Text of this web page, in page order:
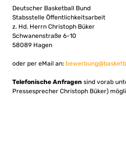
Deutscher Basketball Bund
Stabsstelle Öffentlichkeitsarbeit
z. Hd. Herrn Christoph Büker
Schwanenstraße 6-10
58089 Hagen
oder per eMail an:
Telefonische Anfragen sind vorab
Pressesprecher Christoph Büker)